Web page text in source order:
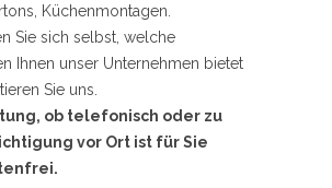
Küchenmontagen.
Sie sich selbst, welche
Ihnen unser Unternehmen bietet
Sie uns.
ob telefonisch oder zu
vor Ort ist für Sie